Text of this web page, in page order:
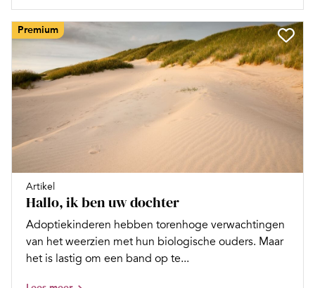
Premium
Artikel
Hallo, ik ben uw dochter
Adoptiekinderen hebben torenhoge verwachtingen
van het weerzien met hun biologische ouders. Maar
het is lastig om een band op te...